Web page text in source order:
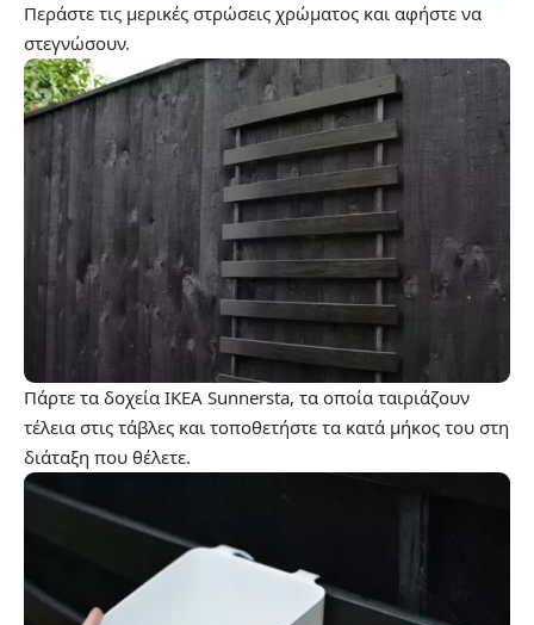
Περάστε τις μερικές στρώσεις χρώματος και αφήστε να
στεγνώσουν.
Πάρτε τα δοχεία IKEA Sunnersta, τα οποία ταιριάζουν
τέλεια στις τάβλες και τοποθετήστε τα κατά μήκος του στη
διάταξη που θέλετε.